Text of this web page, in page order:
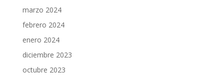
marzo 2024
febrero 2024
enero 2024
diciembre 2023
octubre 2023